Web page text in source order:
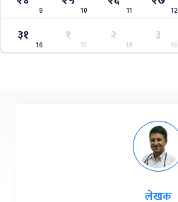
9 10 11 12
३१
16
१
17
२
18
३
19
लेखक